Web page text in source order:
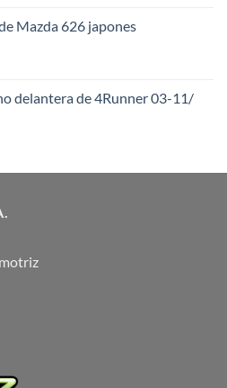
Mazda 626 japones
delantera de 4Runner 03-11/